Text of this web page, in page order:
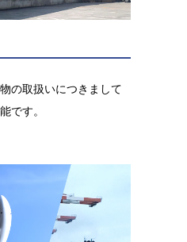
の取扱いにつきまして
です。